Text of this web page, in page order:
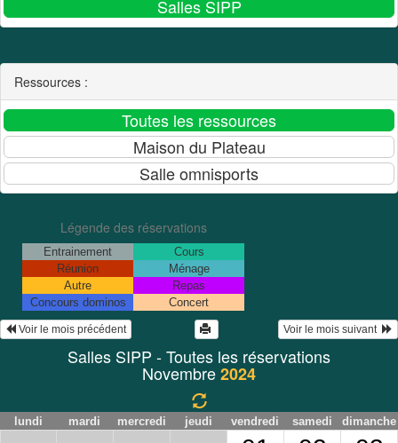
Ressources :
Légende des réservations
Entrainement
Cours
Réunion
Ménage
Autre
Repas
Concours dominos
Concert
Voir le mois précédent Voir le mois suivant
Salles SIPP - Toutes les réservations
Novembre2024
lundi mardi mercredi jeudi vendredi samedi dimanche